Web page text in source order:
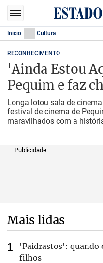
Início Cultura
RECONHECIMENTO
'Ainda Estou
Pequim e faz
Longa lotou sala de
festival de cinema de
maravilhados com a
Publicidade
Mais lidas
'Paidrastos': quando
filhos